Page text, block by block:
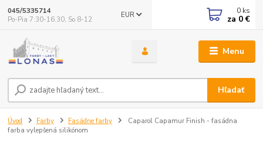
Menu
EUR
Hľadať
045/5335714
Po-Pia 7:30-16.30, So 8-12
0 ks
za 0 €
Úvod Farby Fasádne farby
Caparol Capamur Finish - fasádna
farba vylepšená silikónom